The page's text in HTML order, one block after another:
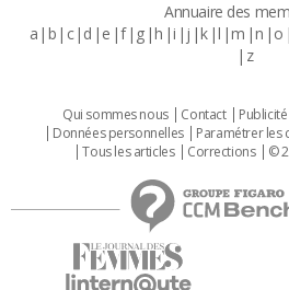
Annuaire des
a b c d e f g h i j k l m n o
z
Qui sommes nous Contact Publicité
Données personnelles
Paramétrer les
Tous les articles
Corrections ©